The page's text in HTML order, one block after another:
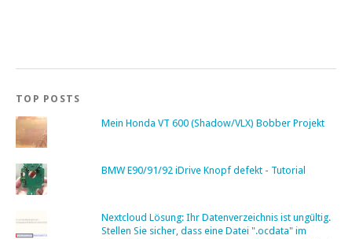
TOP POSTS
Mein Honda VT 600 (Shadow/VLX) Bobber Projekt
BMW E90/91/92 iDrive Knopf defekt - Tutorial
Nextcloud Lösung: Ihr Datenverzeichnis ist ungültig.
Stellen Sie sicher, dass eine Datei ".ocdata" im